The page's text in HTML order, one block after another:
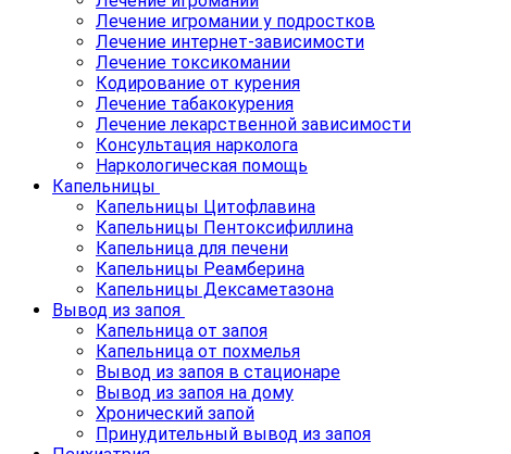
Лечение игромании у подростков
Лечение интернет-зависимости
Лечение токсикомании
Кодирование от курения
Лечение табакокурения
Лечение лекарственной зависимости
Консультация нарколога
Наркологическая помощь
Капельницы
Капельницы Цитофлавина
Капельницы Пентоксифиллина
Капельница для печени
Капельницы Реамберина
Капельницы Дексаметазона
Вывод из запоя
Капельница от запоя
Капельница от похмелья
Вывод из запоя в стационаре
Вывод из запоя на дому
Хронический запой
Принудительный вывод из запоя